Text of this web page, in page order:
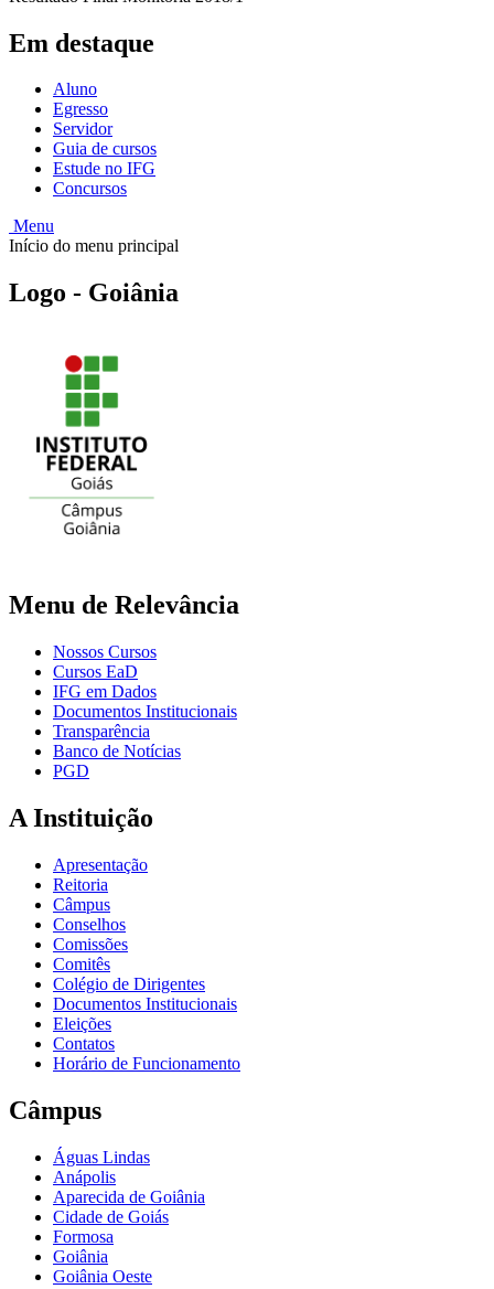
Em destaque
Aluno
Egresso
Servidor
Guia de cursos
Estude no IFG
Concursos
Menu
Início do menu principal
Logo - Goiânia
Menu de Relevância
Nossos Cursos
Cursos EaD
IFG em Dados
Documentos Institucionais
Transparência
Banco de Notícias
PGD
A Instituição
Apresentação
Reitoria
Câmpus
Conselhos
Comissões
Comitês
Colégio de Dirigentes
Documentos Institucionais
Eleições
Contatos
Horário de Funcionamento
Câmpus
Águas Lindas
Anápolis
Aparecida de Goiânia
Cidade de Goiás
Formosa
Goiânia
Goiânia Oeste